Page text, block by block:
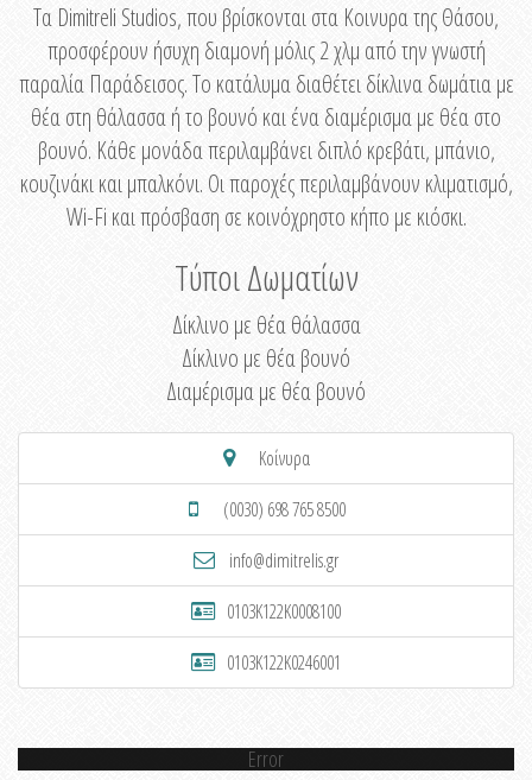
Τα Dimitreli Studios, που βρίσκονται στα Κοινυρα της Θάσου,
προσφέρουν ήσυχη διαμονή μόλις 2 χλμ από την γνωστή
παραλία Παράδεισος. Το κατάλυμα διαθέτει δίκλινα δωμάτια με
θέα στη θάλασσα ή το βουνό και ένα διαμέρισμα με θέα στο
βουνό. Κάθε μονάδα περιλαμβάνει διπλό κρεβάτι, μπάνιο,
κουζινάκι και μπαλκόνι. Οι παροχές περιλαμβάνουν κλιματισμό,
Wi-Fi και πρόσβαση σε κοινόχρηστο κήπο με κιόσκι.
Τύποι Δωματίων
Δίκλινο με θέα θάλασσα
Δίκλινο με θέα βουνό
Διαμέρισμα με θέα βουνό
Κοίνυρα
(0030) 698 765 8500
info@dimitrelis.gr
0103K122K0008100
0103K122K0246001
Error